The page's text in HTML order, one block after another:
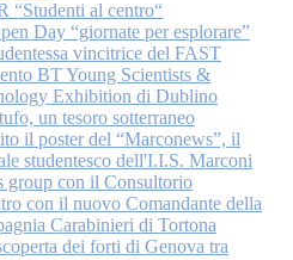
“Studenti al centro“
Day “giornate per esplorare”
vincitrice del FAST
BT Young Scientists &
Exhibition di Dublino
un tesoro sotterraneo
il poster del “Marconews”, il
studentesco dell'I.I.S. Marconi
group con il Consultorio
con il nuovo Comandante della
Carabinieri di Tortona
dei forti di Genova tra